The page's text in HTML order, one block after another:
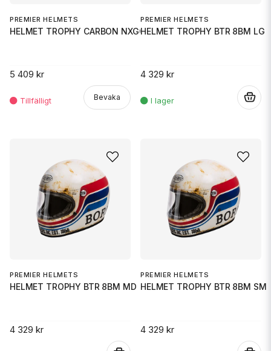
PREMIER HELMETS
HELMET TROPHY CARBON NXGC XS
5 409 kr
Bevaka
PREMIER HELMETS
HELMET TROPHY BTR 8BM LG
4 329 kr
PREMIER HELMETS
HELMET TROPHY BTR 8BM MD
4 329 kr
PREMIER HELMETS
HELMET TROPHY BTR 8BM SM
4 329 kr